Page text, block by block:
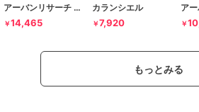
アーバンリサーチ ロッソ
￥14,465
カランシエル
￥7,920 ￥
もっとみる